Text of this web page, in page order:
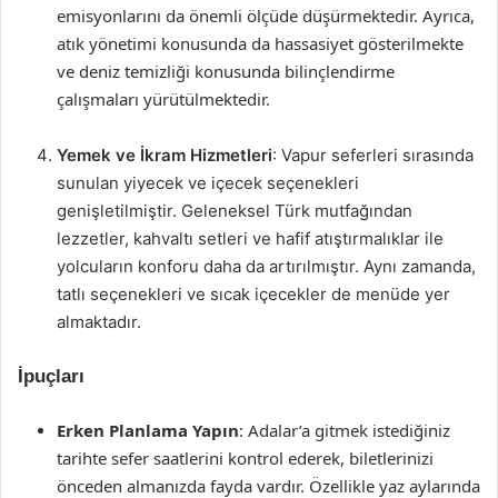
emisyonlarını da önemli ölçüde düşürmektedir. Ayrıca,
atık yönetimi konusunda da hassasiyet gösterilmekte
ve deniz temizliği konusunda bilinçlendirme
çalışmaları yürütülmektedir.
Yemek ve İkram Hizmetleri: Vapur seferleri sırasında
sunulan yiyecek ve içecek seçenekleri
genişletilmiştir. Geleneksel Türk mutfağından
lezzetler, kahvaltı setleri ve hafif atıştırmalıklar ile
yolcuların konforu daha da artırılmıştır. Aynı zamanda,
tatlı seçenekleri ve sıcak içecekler de menüde yer
almaktadır.
İpuçları
Erken Planlama Yapın: Adalar’a gitmek istediğiniz
tarihte sefer saatlerini kontrol ederek, biletlerinizi
önceden almanızda fayda vardır. Özellikle yaz aylarında